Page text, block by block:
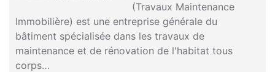
(Travaux Maintenance
Immobilière) est une entreprise générale du
bâtiment spécialisée dans les travaux de
maintenance et de rénovation de l'habitat tous
corps…